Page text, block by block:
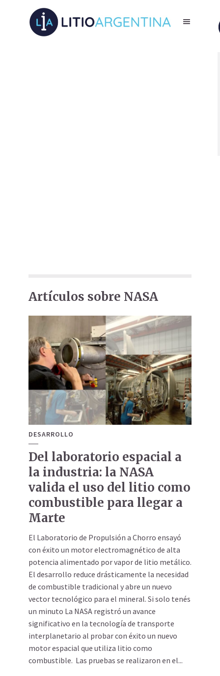
Artículos sobre NASA
DESARROLLO
Del laboratorio espacial a
la industria: la NASA
valida el uso del litio como
combustible para llegar a
Marte
El Laboratorio de Propulsión a Chorro ensayó
con éxito un motor electromagnético de alta
potencia alimentado por vapor de litio metálico.
El desarrollo reduce drásticamente la necesidad
de combustible tradicional y abre un nuevo
vector tecnológico para el mineral. Si solo tenés
un minuto La NASA registró un avance
significativo en la tecnología de transporte
interplanetario al probar con éxito un nuevo
motor espacial que utiliza litio como
combustible. Las pruebas se realizaron en el...